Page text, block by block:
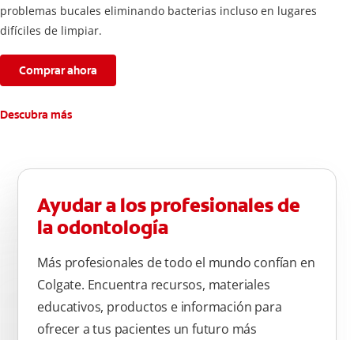
problemas bucales eliminando bacterias incluso en lugares
difíciles de limpiar.
Comprar ahora
Descubra más
Ayudar a los profesionales de
la odontología
Más profesionales de todo el mundo confían en
Colgate. Encuentra recursos, materiales
educativos, productos e información para
ofrecer a tus pacientes un futuro más